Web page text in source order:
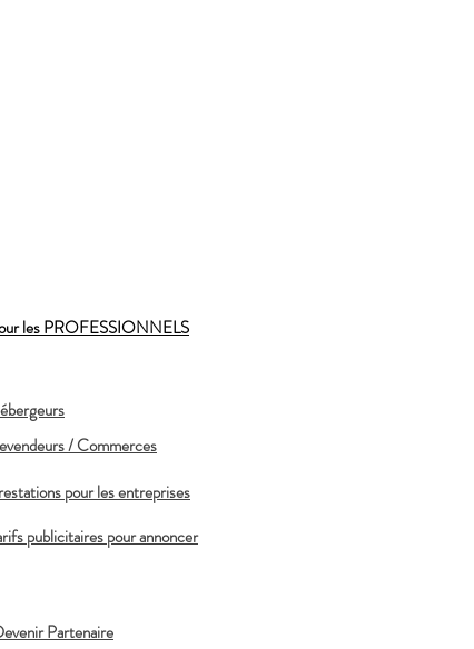
les PROFESSIONNELS
/ Commerces
pour les entreprises
publicitaires pour annoncer
Partenaire